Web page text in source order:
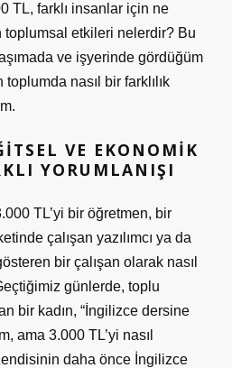
TL, farklı insanlar için ne
etkileri nelerdir? Bu
ve işyerinde gördüğüm
nasıl bir farklılık
VE EKONOMIK
YORUMLANIŞI
TL’yi bir öğretmen, bir
çalışan yazılımcı ya da
bir çalışan olarak nasıl
günlerde, toplu
bir kadın, “İngilizce dersine
ama 3.000 TL’yi nasıl
daha önce İngilizce